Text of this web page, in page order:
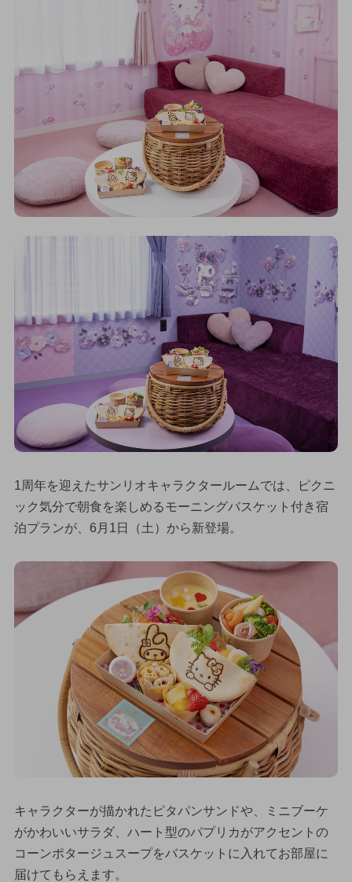
1周年を迎えたサンリオキャラクタールームでは、ピクニ
ック気分で朝食を楽しめるモーニングバスケット付き宿
泊プランが、6月1日（土）から新登場。
キャラクターが描かれたピタパンサンドや、ミニブーケ
がかわいいサラダ、ハート型のパプリカがアクセントの
コーンポタージュスープをバスケットに入れてお部屋に
届けてもらえます。